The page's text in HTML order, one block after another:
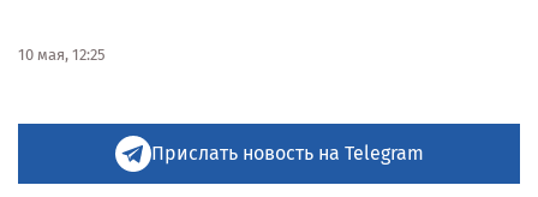
10 мая, 12:25
Прислать новость на Telegram